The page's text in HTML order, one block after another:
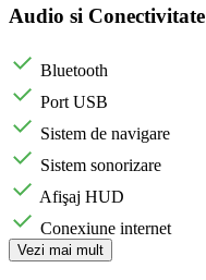
Audio si Conectivitate
Bluetooth
Port USB
Sistem de navigare
Sistem sonorizare
Afişaj HUD
Conexiune internet
Vezi mai mult